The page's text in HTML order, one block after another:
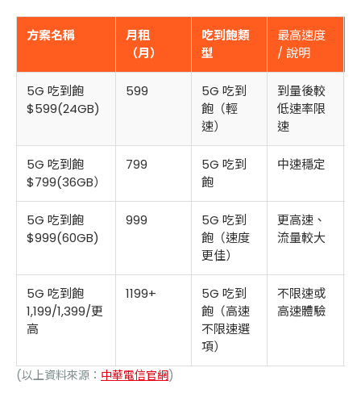
方案名稱
月租
（月）
吃到飽類
型
最高速度
/ 說明
5G 吃到飽
$599(24GB)
599
5G 吃到
飽（輕
速）
到量後較
低速率限
速
5G 吃到飽
$799(36GB）
799
5G 吃到
飽
中速穩定
5G 吃到飽
$999(60GB)
999
5G 吃到
飽（速度
更佳）
更高速、
流量較大
5G 吃到飽
1,199/1,399/更
高
1199+
5G 吃到
飽（高速
不限速選
項）
不限速或
高速體驗
(以上資料來源： 中華電信官網)